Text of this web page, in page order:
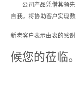
公司产品凭借其领
自我，将协助客户实现
新老客户表示由衷的感
候您的莅临。